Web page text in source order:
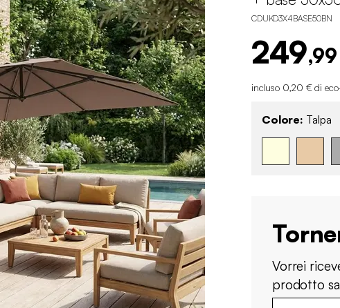
CDUKD3X4BASE50BN
249
incluso 0,20 € di
Colore: Talpa
Vorrei
prodotto